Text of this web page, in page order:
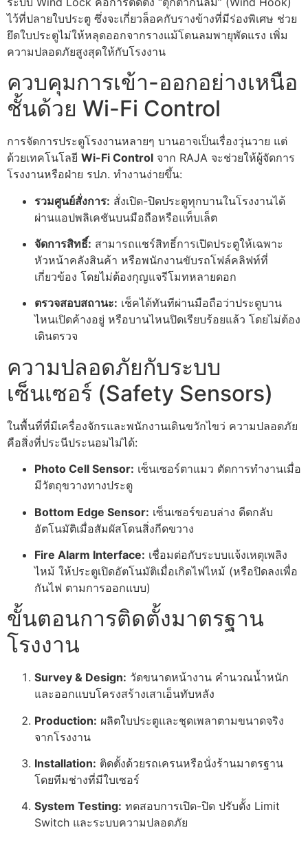
ไว้ที่ปลายใบประตู ซึ่งจะเกี่ยวล็อคกับรางข้างที่มีร่องพิเศษ ช่วย
ยึดใบประตูไม่ให้หลุดออกจากรางแม้โดนลมพายุพัดแรง เพิ่ม
ความปลอดภัยสูงสุดให้กับโรงงาน
ควบคุมการเข้า-ออกอย่างเหนือ
ชั้นด้วย Wi-Fi Control
การจัดการประตูโรงงานหลายๆ บานอาจเป็นเรื่องวุ่นวาย แต่
ด้วยเทคโนโลยี Wi-Fi Control จาก RAJA จะช่วยให้ผู้จัดการ
โรงงานหรือฝ่าย รปภ. ทำงานง่ายขึ้น:
รวมศูนย์สั่งการ: สั่งเปิด-ปิดประตูทุกบานในโรงงานได้
ผ่านแอปพลิเคชันบนมือถือหรือแท็บเล็ต
จัดการสิทธิ์: สามารถแชร์สิทธิ์การเปิดประตูให้เฉพาะ
หัวหน้าคลังสินค้า หรือพนักงานขับรถโฟล์คลิฟท์ที่
เกี่ยวข้อง โดยไม่ต้องกุญแจรีโมทหลายดอก
ตรวจสอบสถานะ: เช็คได้ทันทีผ่านมือถือว่าประตูบาน
ไหนเปิดค้างอยู่ หรือบานไหนปิดเรียบร้อยแล้ว โดยไม่ต้อง
เดินตรวจ
ความปลอดภัยกับระบบ
เซ็นเซอร์ (Safety Sensors)
ในพื้นที่ที่มีเครื่องจักรและพนักงานเดินขวักไขว่ ความปลอดภัย
คือสิ่งที่ประนีประนอมไม่ได้:
Photo Cell Sensor: เซ็นเซอร์ตาแมว ตัดการทำงานเมื่อ
มีวัตถุขวางทางประตู
Bottom Edge Sensor: เซ็นเซอร์ขอบล่าง ดีดกลับ
อัตโนมัติเมื่อสัมผัสโดนสิ่งกีดขวาง
Fire Alarm Interface: เชื่อมต่อกับระบบแจ้งเหตุเพลิง
ไหม้ ให้ประตูเปิดอัตโนมัติเมื่อเกิดไฟไหม้ (หรือปิดลงเพื่อ
กันไฟ ตามการออกแบบ)
ขั้นตอนการติดตั้งมาตรฐาน
โรงงาน
Survey & Design: วัดขนาดหน้างาน คำนวณน้ำหนัก
และออกแบบโครงสร้างเสาเอ็นทับหลัง
Production: ผลิตใบประตูและชุดเพลาตามขนาดจริง
จากโรงงาน
Installation: ติดตั้งด้วยรถเครนหรือนั่งร้านมาตรฐาน
โดยทีมช่างที่มีใบเซอร์
System Testing: ทดสอบการเปิด-ปิด ปรับตั้ง Limit
Switch และระบบความปลอดภัย